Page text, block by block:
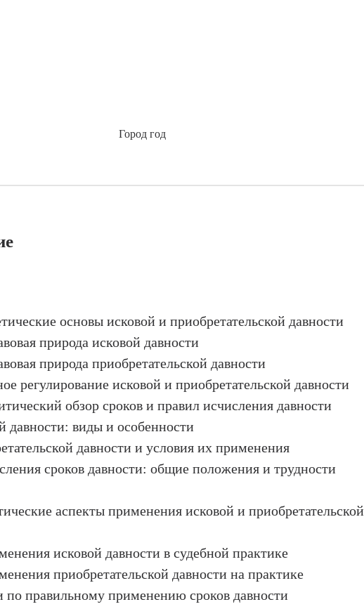
Город год
основы исковой и приобретательской давности
природа исковой давности
природа приобретательской давности
регулирование исковой и приобретательской давности
обзор сроков и правил исчисления давности
давности: виды и особенности
давности и условия их применения
сроков давности: общие положения и трудности
аспекты применения исковой и приобретательской
исковой давности в судебной практике
приобретательской давности на практике
по правильному применению сроков давности